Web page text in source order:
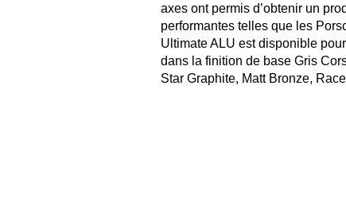
axes ont permis d’obtenir un
performantes telles que les
Ultimate ALU est disponible
dans la finition de base Gris
Star Graphite, Matt Bronze,